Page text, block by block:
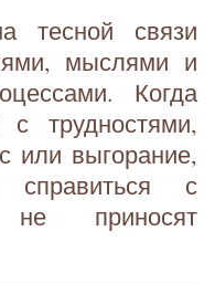
тесной связи
мыслями и
Когда
с трудностями,
или выгорание,
справиться с
приносят